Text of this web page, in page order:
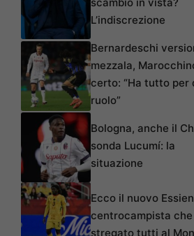
L’indiscrezione
Bernardeschi
mezzala,
certo: “Ha tutto per
ruolo”
Bologna, anche il
sonda Lucumí: la
situazione
Ecco il nuovo
centrocampista che
stregato tutti al